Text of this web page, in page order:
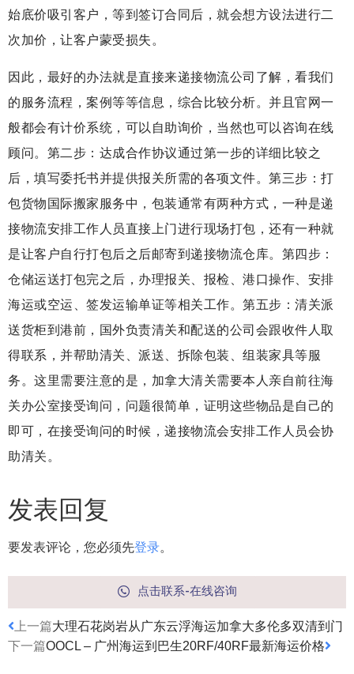
始底价吸引客户，等到签订合同后，就会想方设法进行二
次加价，让客户蒙受损失。
因此，最好的办法就是直接来递接物流公司了解，看我们
的服务流程，案例等等信息，综合比较分析。并且官网一
般都会有计价系统，可以自助询价，当然也可以咨询在线
顾问。第二步：达成合作协议通过第一步的详细比较之
后，填写委托书并提供报关所需的各项文件。第三步：打
包货物国际搬家服务中，包装通常有两种方式，一种是递
接物流安排工作人员直接上门进行现场打包，还有一种就
是让客户自行打包后之后邮寄到递接物流仓库。第四步：
仓储运送打包完之后，办理报关、报检、港口操作、安排
海运或空运、签发运输单证等相关工作。第五步：清关派
送货柜到港前，国外负责清关和配送的公司会跟收件人取
得联系，并帮助清关、派送、拆除包装、组装家具等服
务。这里需要注意的是，加拿大清关需要本人亲自前往海
关办公室接受询问，问题很简单，证明这些物品是自己的
即可，在接受询问的时候，递接物流会安排工作人员会协
助清关。
发表回复
要发表评论，您必须先登录。
点击联系-在线咨询
上一篇大理石花岗岩从广东云浮海运加拿大多伦多双清到门
下一篇OOCL – 广州海运到巴生20RF/40RF最新海运价格